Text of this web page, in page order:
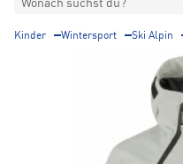
Wonach suchst du?
Kinder Wintersport Ski Alpin